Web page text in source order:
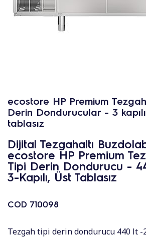
ecostore HP Premium
Derin Dondurucular - 3
tablasız
Dijital Tezgahaltı
ecostore HP Premium
Tipi Derin Dondurucu -
3-Kapılı, Üst Tablasız
COD 710098
Tezgah tipi derin dondurucu 440 lt -